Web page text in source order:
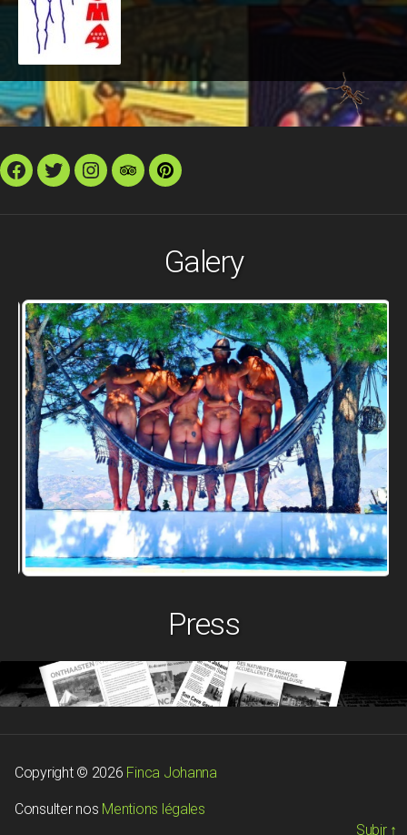
Facebook
TwitterInstagramTripAdvisor
Pinterest
Galery
Press
Copyright © 2026 Finca Johanna
Consulter nos Mentions légales
Subir ↑